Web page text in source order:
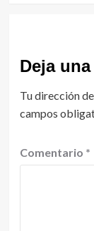
Deja
Tu dirección
campos
Comentario *